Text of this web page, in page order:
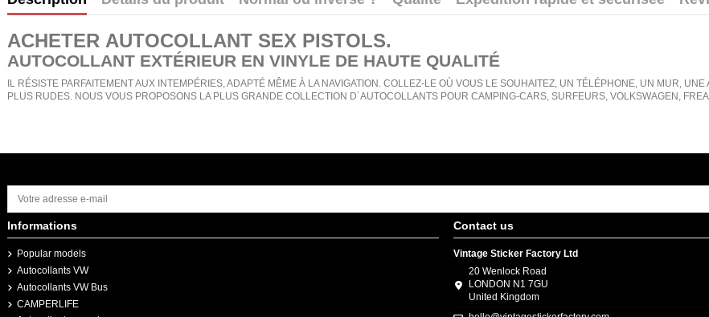
ACHETER AUTOCOLLANT SEX PISTOLS.
AUTOCOLLANT EXTÉRIEUR EN VINYLE DE HAUTE QUALITÉ
IL RÉSISTE PARFAITEMENT AUX INTEMPÉRIES, ADAPTÉ MÊME À LA NAVIGATION. COLLEZ-LE OÙ VOUS LE SOUHAITEZ, UN TÉLÉPHONE, UN MUR,
PLUS RUDES. NOUS VOUS PROPOSONS LA PLUS GRANDE COLLECTION D´AUTOCOLLANTS POUR CAMPING-CARS, SURFEURS, VOLKSWAGEN,
Informations
Popular models
Autocollants VW
Autocollants VW Bus
CAMPERLIFE
Contact us
Vintage Sticker Factory Ltd
20 Wenlock Road
LONDON N1 7GU
United Kingdom